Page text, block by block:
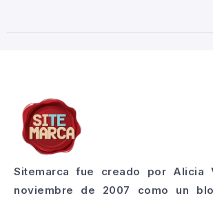
Sitemarca fue creado por Alicia
noviembre de 2007 como un